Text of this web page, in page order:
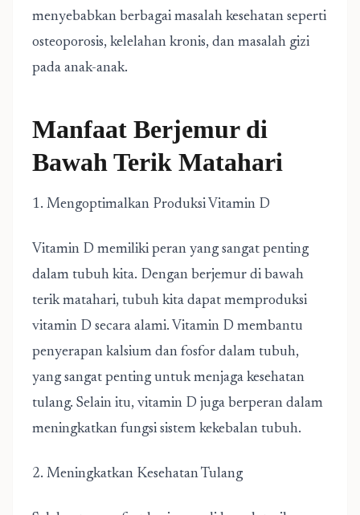
menyebabkan berbagai masalah kesehatan seperti
osteoporosis, kelelahan kronis, dan masalah gizi
pada anak-anak.
Manfaat Berjemur di
Bawah Terik Matahari
1. Mengoptimalkan Produksi Vitamin D
Vitamin D memiliki peran yang sangat penting
dalam tubuh kita. Dengan berjemur di bawah
terik matahari, tubuh kita dapat memproduksi
vitamin D secara alami. Vitamin D membantu
penyerapan kalsium dan fosfor dalam tubuh,
yang sangat penting untuk menjaga kesehatan
tulang. Selain itu, vitamin D juga berperan dalam
meningkatkan fungsi sistem kekebalan tubuh.
2. Meningkatkan Kesehatan Tulang